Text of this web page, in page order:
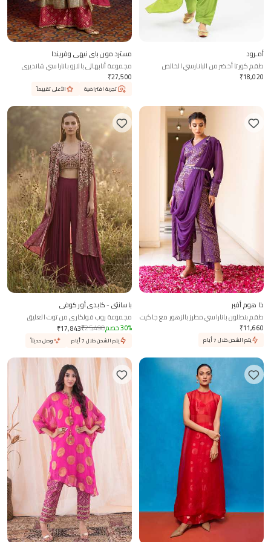
أمـرود
طقم كورتا أخضر من البانارسي الخالص
₹18,020
مسترد مون باي نيهى وفريندا
مجموعة أنابهالي بالازو باناراسي شانديري
₹27,500
تجربة افتراضية الأعلى تقييماً
ذا هوم أفير
طقم بنطلون باناراسي مطرز بالزهور مع جاكيت
₹11,660
يتم الشحن خلال 7 أيام
باسانتي - كابدي أور كوفي
مجموعة روب فولكاري من توت العليق
₹17,843₹25,490 30% خصم
يتم الشحن خلال 7 أيام وصل حديثاً